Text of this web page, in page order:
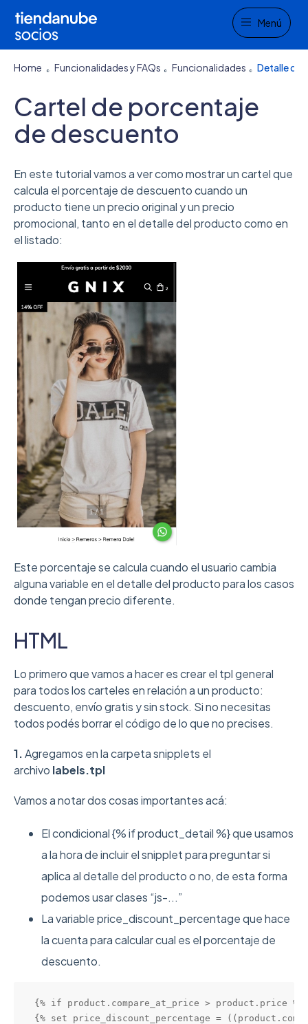
Menu
Menú
Home Funcionalidades y FAQs Funcionalidades Detalle
Cartel de porcentaje
de descuento
En este tutorial vamos a ver como mostrar un cartel que
calcula el porcentaje de descuento cuando un
producto tiene un precio original y un precio
promocional, tanto en el detalle del producto como en
el listado:
Este porcentaje se calcula cuando el usuario cambia
alguna variable en el detalle del producto para los casos
donde tengan precio diferente.
HTML
Lo primero que vamos a hacer es crear el tpl general
para todos los carteles en relación a un producto:
descuento, envío gratis y sin stock. Si no necesitas
todos podés borrar el código de lo que no precises.
1.Agregamos en la carpeta snipplets el
archivo labels.tpl
Vamos a notar dos cosas importantes acá:
El condicional {% if product_detail %} que usamos
a la hora de incluir el snipplet para preguntar si
aplica al detalle del producto o no, de esta forma
podemos usar clases “js-...”
La variable price_discount_percentage que hace
la cuenta para calcular cual es el porcentaje de
descuento.
{% if product.compare_at_price > product.price %}
{% set price_discount_percentage =